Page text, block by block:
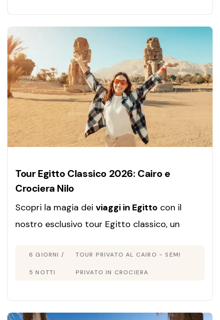
Tour Egitto Classico 2026: Cairo e
Crociera Nilo
Scopri la magia dei viaggi in Egitto con il
nostro esclusivo tour Egitto classico, un
e relax lungo il Nilo.
6 GIORNI /
5 NOTTI
TOUR PRIVATO AL CAIRO - SEMI
PRIVATO IN CROCIERA